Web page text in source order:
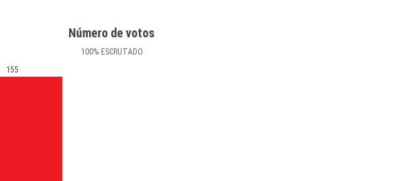
Número de votos
100%ESCRUTADO
155